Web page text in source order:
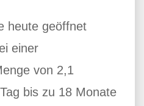
heute geöffnet
einer
von 2,1
bis zu 18 Monate